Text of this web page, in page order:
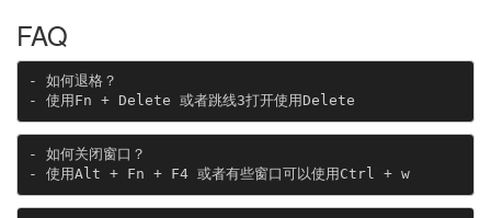
FAQ
- 如何退格？
- 如何关闭窗口？
- 使用Alt + Fn + F4 或者有些窗口可以使用Ctrl + w